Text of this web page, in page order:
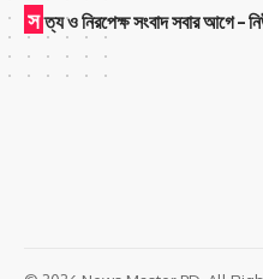
স ত্য ও নিরপেক্ষ সংবাদ সবার আগে –